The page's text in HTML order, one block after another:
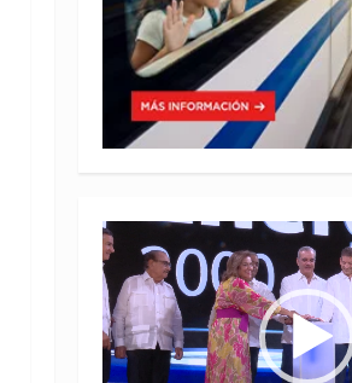
Reproductor
de
vídeo